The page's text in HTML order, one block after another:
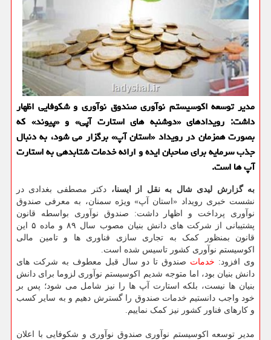
مدیر توسعه اکوسیستم نوآوری صندوق نوآوری و شکوفایی اظهار
داشت: رویدادهای «دوشنبه های استارت آپی» و «پیوند» که
بصورت همزمان در رویداد «استان آپ» برگزار می شود، به دنبال
جذب سرمایه برای صاحبان ایده و ارائه خدمات شتابدهی به استارت
آپ ها است.
به گزارش لیدی شال به نقل از ایسنا، دکتر مصطفی بغدادی در
نشست خبری رویداد «استان آپ» ویژه سمنان، به معرفی صندوق
نوآوری پرداخت و اظهار داشت: صندوق نوآوری بواسطه قانون
پشتیبانی از شرکت های دانش بنیان مصوب سال ۸۹ و ماده ۵ این
قانون بمنظور کمک به تجاری سازی فناوری ها و تامین مالی
اکوسیستم نوآوری کشور تاسیس شده است.
وی افزود: خدمات صندوق تا دو سال قبل معطوف به شرکت های
دانش بنیان بود، اما متوجه شدیم اکوسیستم نوآوری لزوما برای دانش
بنیان ها نیست، بلکه استارت آپ ها را نیز شامل می شود؛ پس بر
خود واجب دانستیم خدمات صندوق را گسترش دهیم و به سایر کسب
و کارهای فناور کشور نیز کمک نماییم.
مدیر توسعه اکوسیستم نوآوری صندوق نوآوری و شکوفایی با اعلان